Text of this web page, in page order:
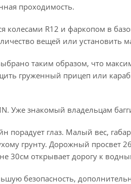
проходимость.
колесами R12 и фаркопом в
вещей или установить
таким образом, что
груженный прицеп или
Уже знакомый владельцам багги
глаз. Малый вес,
грунту. Дорожный просвет
30см открывает дорогу к
безопасность,